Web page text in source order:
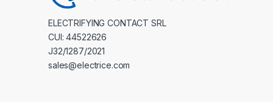
ELECTRIFYING CONTACT SRL
CUI: 44522626
J32/1287/2021
sales@electrice.com